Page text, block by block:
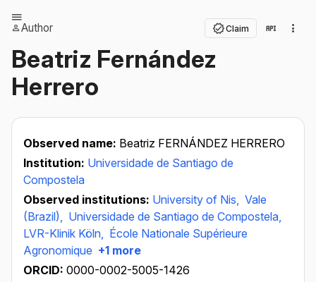
Author Claim
Beatriz Fernández
Herrero
Observed name: Beatriz FERNÁNDEZ HERRERO
Institution: Universidade de Santiago de
Compostela
Observed institutions: University of Nis, Vale
(Brazil), Universidade de Santiago de Compostela,
LVR-Klinik Köln, École Nationale Supérieure
Agronomique +1 more
ORCID: 0000-0002-5005-1426